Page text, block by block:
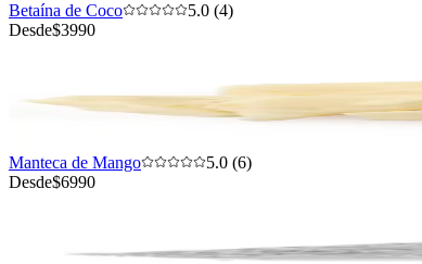
Betaína de Coco
5.0 (4)
Desde$3990
Manteca de Mango
5.0 (6)
Desde$6990